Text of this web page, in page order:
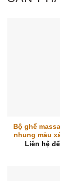
Bộ ghế
nhung màu
Liên hệ